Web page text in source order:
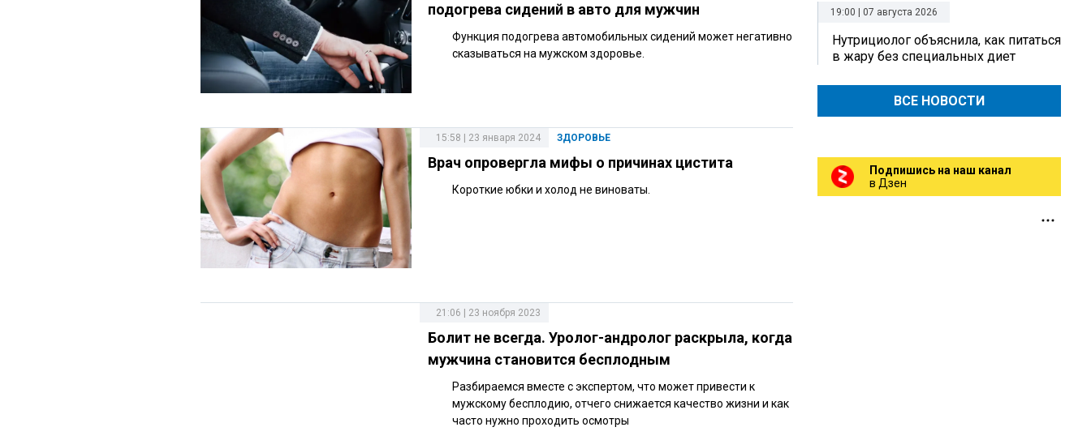
подогрева сидений в авто для мужчин
Функция подогрева автомобильных сидений может негативно
сказываться на мужском здоровье.
ЗДОРОВЬЕ
15:58 | 23 января 2024
Врач опровергла мифы о причинах цистита
Короткие юбки и холод не виноваты.
21:06 | 23 ноября 2023
Болит не всегда. Уролог-андролог раскрыла, когда
мужчина становится бесплодным
Разбираемся вместе с экспертом, что может привести к
мужскому бесплодию, отчего снижается качество жизни и как
часто нужно проходить осмотры
19:00 | 07 августа 2026
Нутрициолог объяснила, как питаться
в жару без специальных диет
ВСЕ НОВОСТИ
Подпишись на наш канал
в Дзен